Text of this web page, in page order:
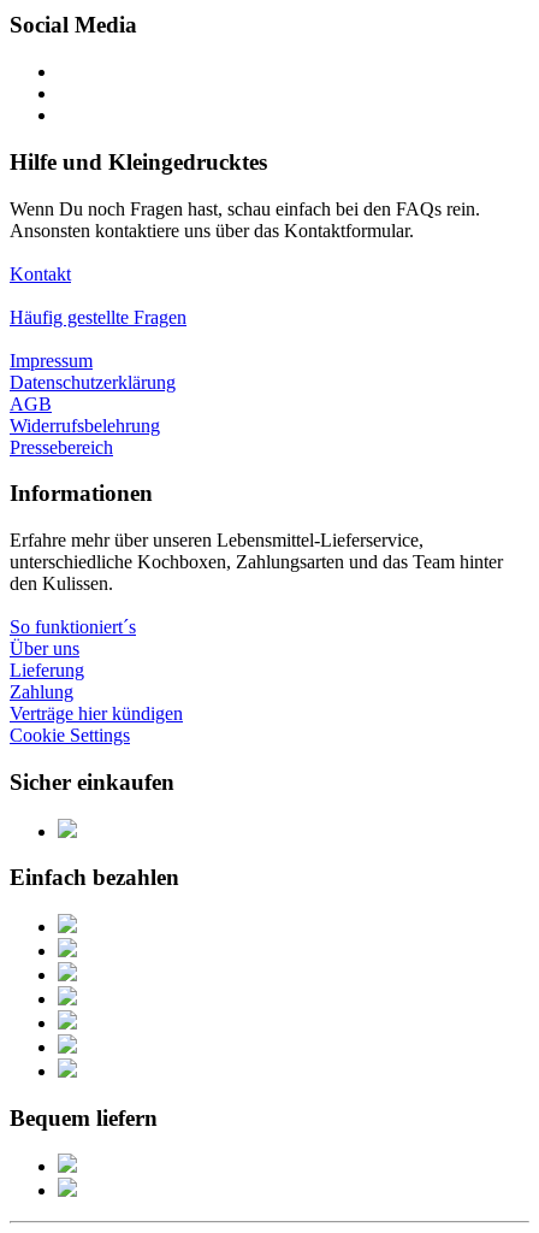
Social Media
Hilfe und Kleingedrucktes
Wenn Du noch Fragen hast, schau einfach bei den FAQs rein.
Ansonsten kontaktiere uns über das Kontaktformular.
Kontakt
Häufig gestellte Fragen
Impressum
Datenschutzerklärung
AGB
Widerrufsbelehrung
Pressebereich
Informationen
Erfahre mehr über unseren Lebensmittel-Lieferservice,
unterschiedliche Kochboxen, Zahlungsarten und das Team hinter
den Kulissen.
So funktioniert´s
Über uns
Lieferung
Zahlung
Verträge hier kündigen
Cookie Settings
Sicher einkaufen
Einfach bezahlen
Bequem liefern